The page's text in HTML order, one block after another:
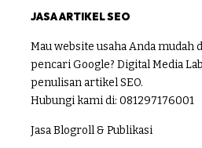
JASA ARTIKEL SEO
Mau website usaha Anda
pencari Google? Digital Media
penulisan artikel SEO.
Hubungi kami di: 081297176001
Jasa Blogroll & Publikasi